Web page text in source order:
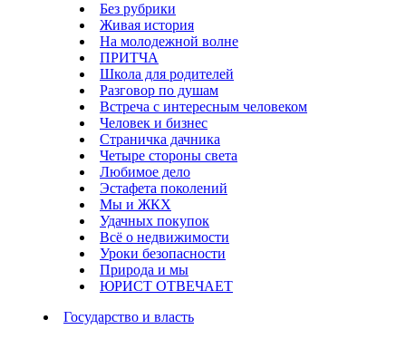
Без рубрики
Живая история
На молодежной волне
ПРИТЧА
Школа для родителей
Разговор по душам
Встреча с интересным человеком
Человек и бизнес
Страничка дачника
Четыре стороны света
Любимое дело
Эстафета поколений
Мы и ЖКХ
Удачных покупок
Всё о недвижимости
Уроки безопасности
Природа и мы
ЮРИСТ ОТВЕЧАЕТ
Государство и власть